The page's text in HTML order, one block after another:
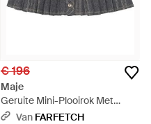
€ 196
Maje
Geruite Mini-Plooirok Met
Knopen - Grijs
Van FARFETCH